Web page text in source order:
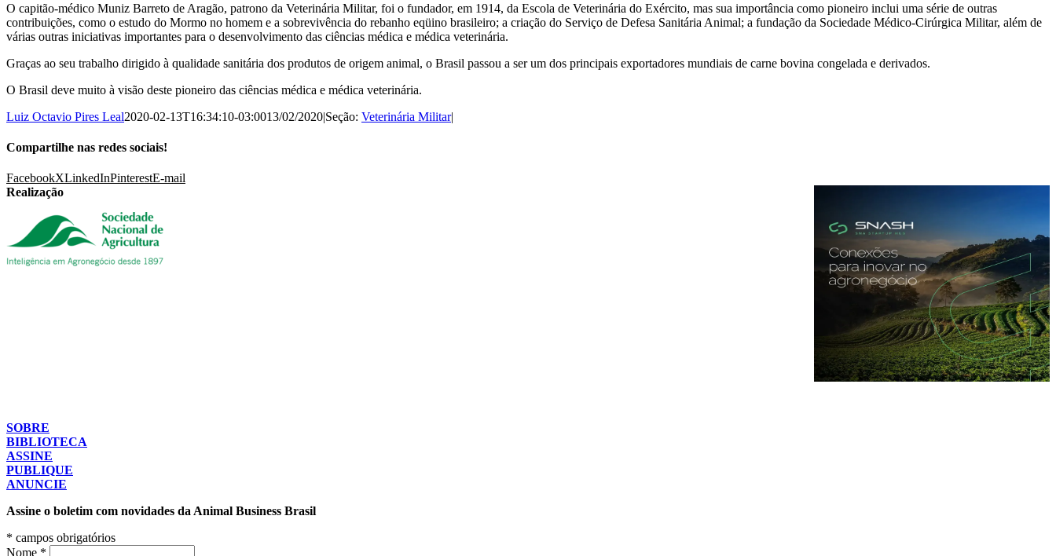
O capitão-médico Muniz Barreto de Aragão, patrono da Veterinária Militar, foi o fundador, em 1914, da Escola de Veterinária do Exército, mas sua importância como pioneiro inclui uma série de outras
contribuições, como o estudo do Mormo no homem e a sobrevivência do rebanho eqüino brasileiro; a criação do Serviço de Defesa Sanitária Animal; a fundação da Sociedade Médico-Cirúrgica Militar, além de
várias outras iniciativas importantes para o desenvolvimento das ciências médica e médica veterinária.
Graças ao seu trabalho dirigido à qualidade sanitária dos produtos de origem animal, o Brasil passou a ser um dos principais exportadores mundiais de carne bovina congelada e derivados.
O Brasil deve muito à visão deste pioneiro das ciências médica e médica veterinária.
Luiz Octavio Pires Leal2020-02-13T16:34:10-03:0013/02/2020|Seção: Veterinária Militar|
Compartilhe nas redes sociais!
FacebookXLinkedInPinterestE-mail
Realização
SOBRE
BIBLIOTECA
ASSINE
PUBLIQUE
ANUNCIE
Assine o boletim com novidades da Animal Business Brasil
* campos obrigatórios
Nome *